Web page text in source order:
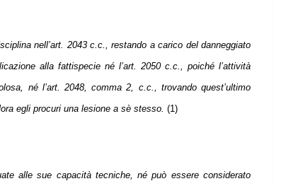
nell’art. 2043 c.c., restando a carico del danneggiato
alla fattispecie né l’art. 2050 c.c., poiché l’attività
né l’art. 2048, comma 2, c.c., trovando quest’ultimo
egli procuri una lesione a sè stesso. (1)
alle sue capacità tecniche, né può essere considerato